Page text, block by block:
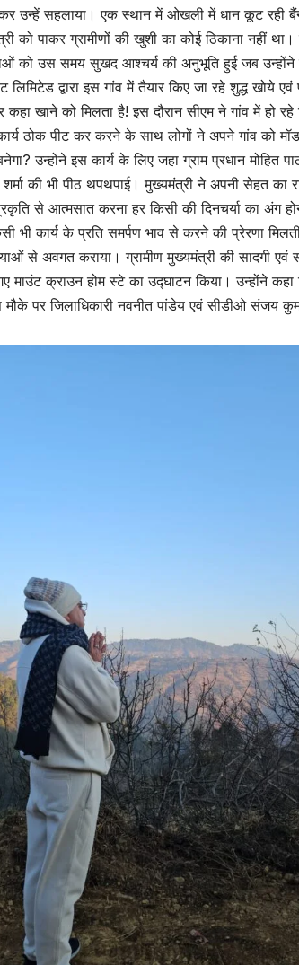
उन्हें सहलाया। एक स्थान में ओखली में धान कूट
को पाकर ग्रामीणों की खुशी का कोई ठिकाना नहीं
को उस समय सुखद आश्चर्य की अनुभूति हुई जब उन्होंने
लिमिटेड द्वारा इस गांव में तैयार किए जा रहे शुद्ध
कहा खाने को मिलता है! इस दौरान सीएम ने गांव में हो
ठोक पीट कर करने के साथ लोगों ने अपने गांव को
उन्होंने इस कार्य के लिए जहा ग्राम प्रधान मोहित
शर्मा की भी पीठ थपथपाई। मुख्यमंत्री ने अपनी सेहत
से आत्मसात करना हर किसी की दिनचर्या का अंग
भी कार्य के प्रति समर्पण भाव से करने की प्रेरणा
से अवगत कराया। ग्रामीण मुख्यमंत्री की सादगी एवं
गए माउंट क्राउन होम स्टे का उद्घाटन किया। उन्होंने
पर जिलाधिकारी नवनीत पांडेय एवं सीडीओ संजय